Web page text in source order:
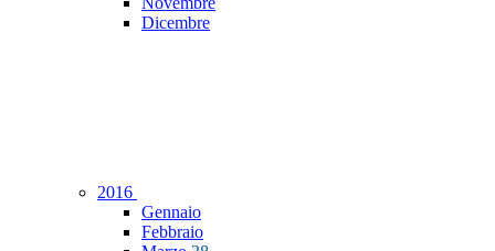
Dicembre
2016
Gennaio
Febbraio